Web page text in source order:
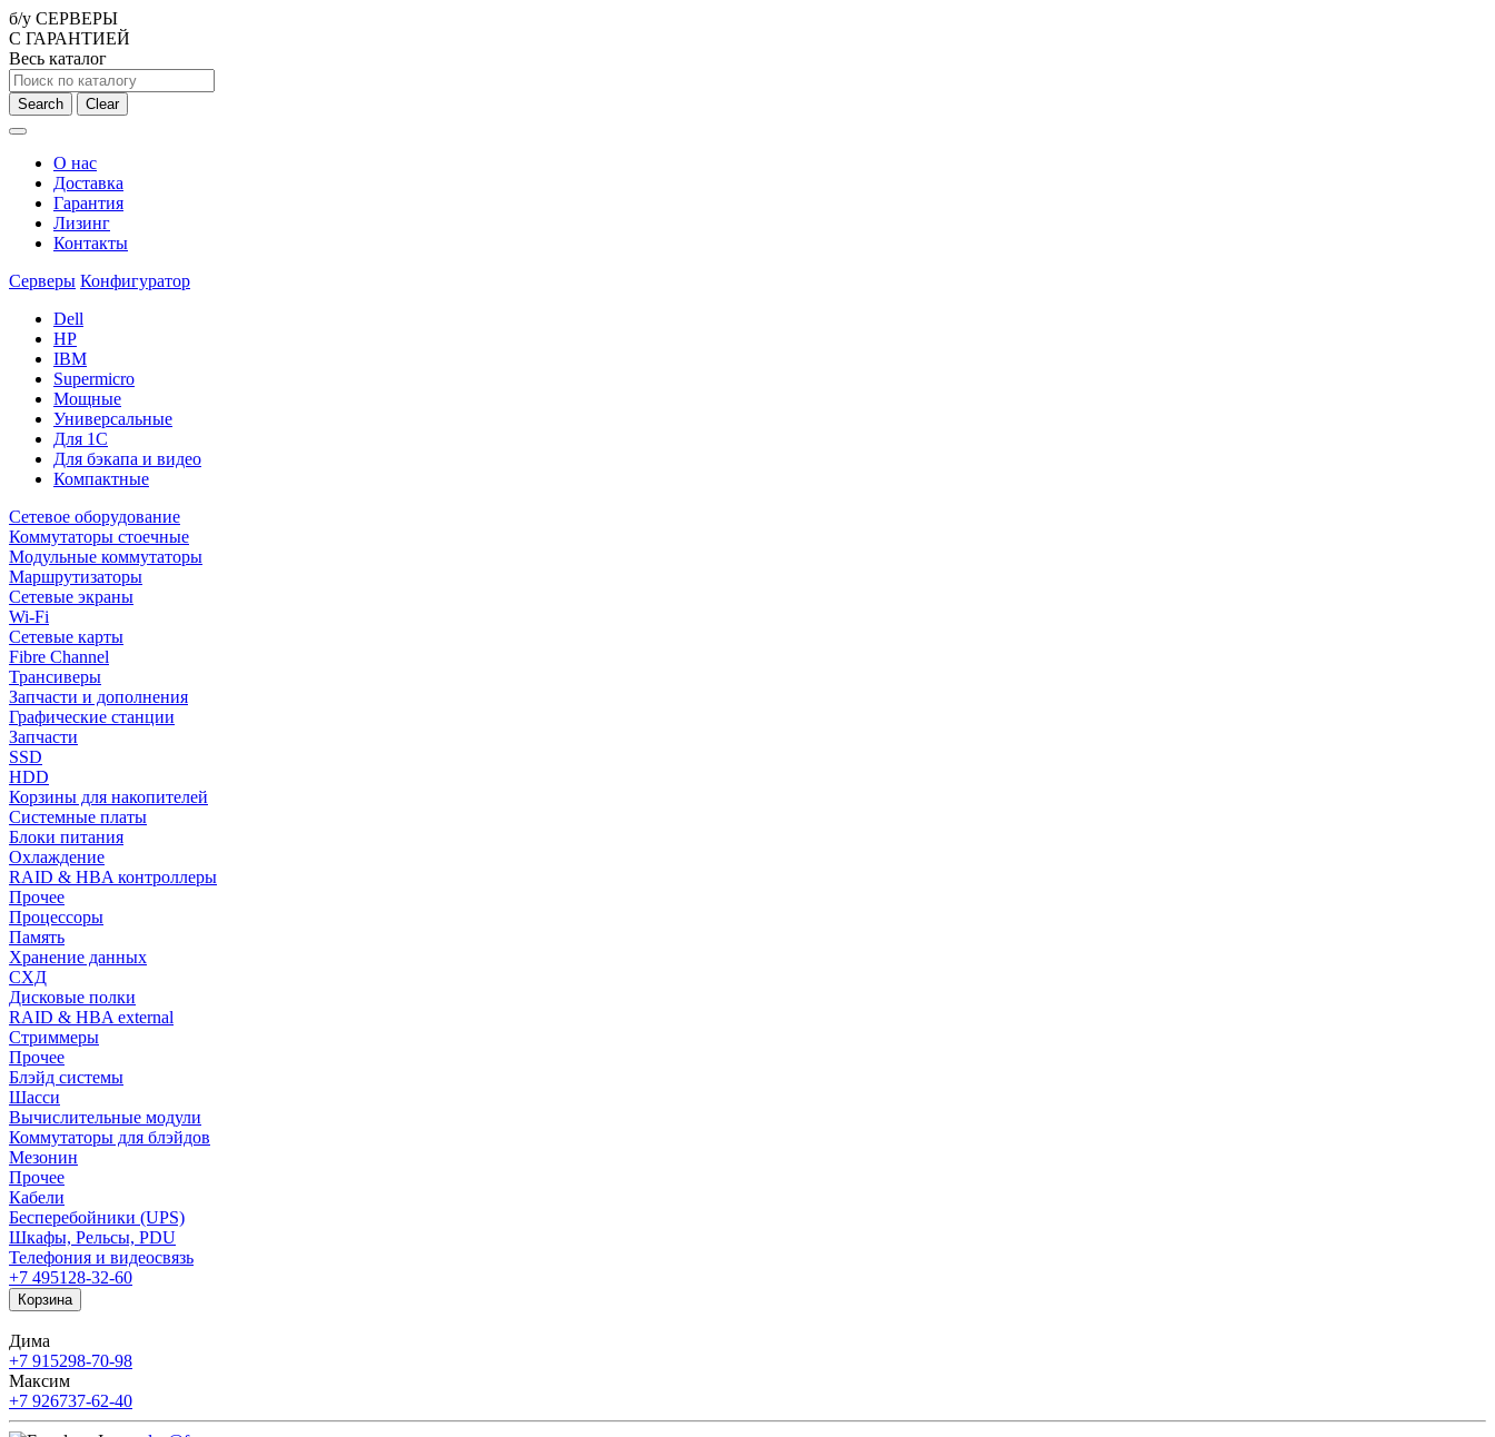
б/у СЕРВЕРЫ
С ГАРАНТИЕЙ
Весь каталог
Search Clear
О нас
Доставка
Гарантия
Лизинг
Контакты
Серверы Конфигуратор
Dell
HP
IBM
Supermicro
Мощные
Универсальные
Для 1С
Для бэкапа и видео
Компактные
Сетевое оборудование
Коммутаторы стоечные
Модульные коммутаторы
Маршрутизаторы
Сетевые экраны
Wi-Fi
Сетевые карты
Fibre Channel
Трансиверы
Запчасти и дополнения
Графические станции
Запчасти
SSD
HDD
Корзины для накопителей
Системные платы
Блоки питания
Охлаждение
RAID & HBA контроллеры
Прочее
Процессоры
Память
Хранение данных
СХД
Дисковые полки
RAID & HBA external
Стриммеры
Прочее
Блэйд системы
Шасси
Вычислительные модули
Коммутаторы для блэйдов
Мезонин
Прочее
Кабели
Бесперебойники (UPS)
Шкафы, Рельсы, PDU
Телефония и видеосвязь
+7 495128-32-60
Корзина
Дима
+7 915298-70-98
Максим
+7 926737-62-40